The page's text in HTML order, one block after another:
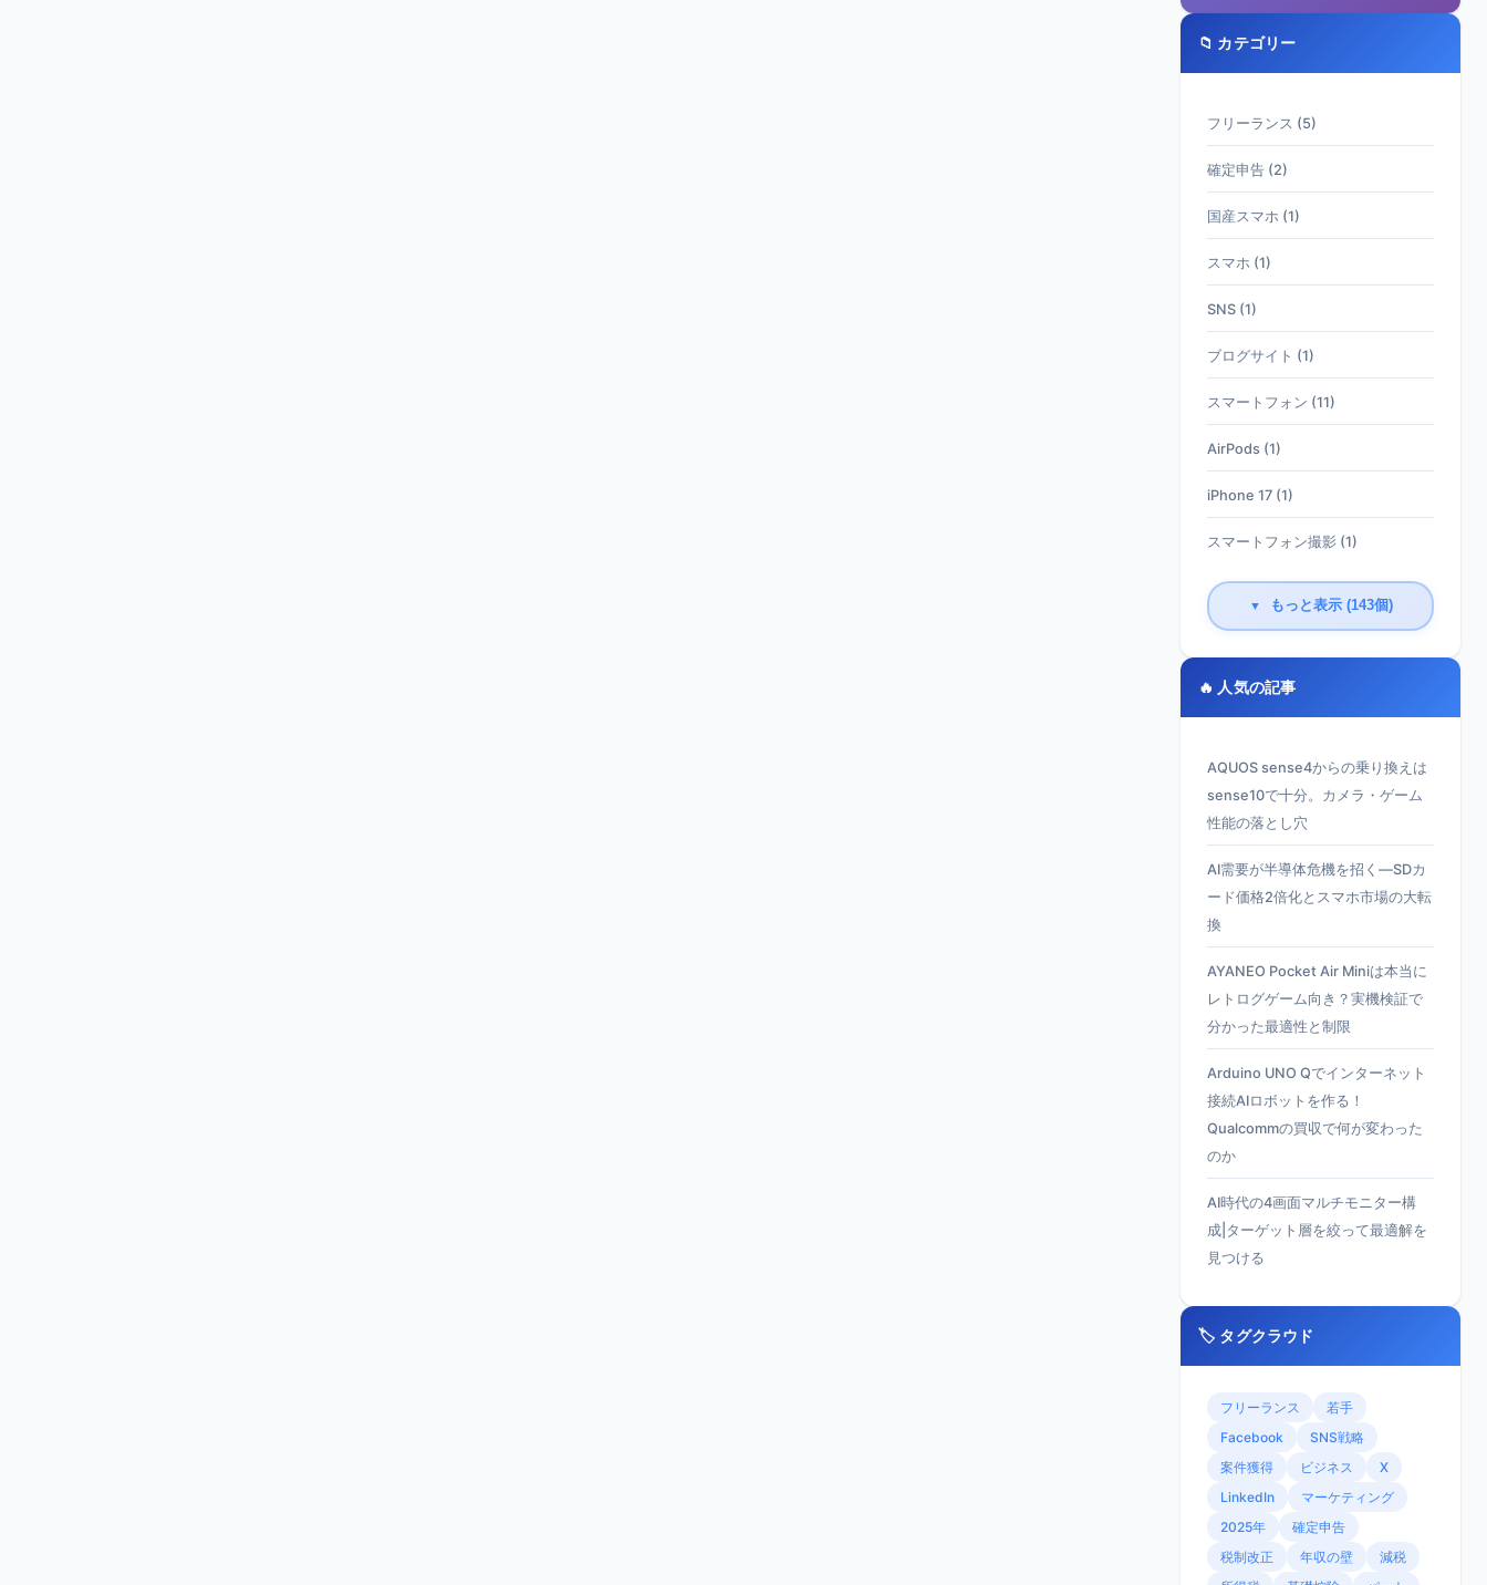
📁 カテゴリー
フリーランス (5)
確定申告 (2)
国産スマホ (1)
スマホ (1)
SNS (1)
ブログサイト (1)
スマートフォン (11)
AirPods (1)
iPhone 17 (1)
スマートフォン撮影 (1)
▼ もっと表示 (143個)
🔥 人気の記事
AQUOS sense4からの乗り換えは
sense10で十分。カメラ・ゲーム
性能の落とし穴
AI需要が半導体危機を招く—SDカ
ード価格2倍化とスマホ市場の大転
換
AYANEO Pocket Air Miniは本当に
レトログゲーム向き？実機検証で
分かった最適性と制限
Arduino UNO Qでインターネット
接続AIロボットを作る！
Qualcommの買収で何が変わった
のか
AI時代の4画面マルチモニター構
成|ターゲット層を絞って最適解を
見つける
🏷️ タグクラウド
フリーランス
若手
Facebook
SNS戦略
案件獲得
ビジネス
X
LinkedIn
マーケティング
2025年
確定申告
税制改正
年収の壁
減税